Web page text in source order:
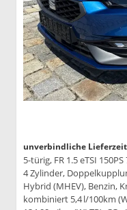
unverbindliche
5-türig, FR 1.5 eTSI 150PS
4 Zylinder,
Hybrid (MHEV), Benzin,
kombiniert 5,4 l/100km